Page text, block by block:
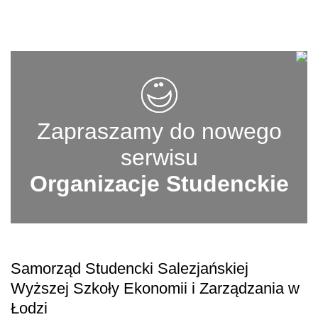
Zapraszamy do nowego
serwisu
Organizacje Studenckie
Samorząd Studencki Salezjańskiej
Wyższej Szkoły Ekonomii i Zarządzania w
Łodzi